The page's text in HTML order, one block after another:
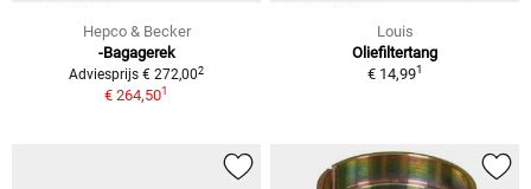
Hepco & Becker
-Bagagerek
Adviesprijs € 272,002
€ 264,501
Louis
Oliefiltertang
€ 14,991